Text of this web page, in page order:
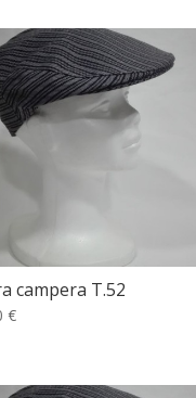
campera T.52
€